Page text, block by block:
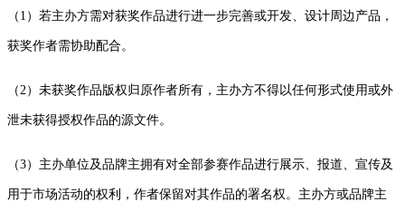
（1）若主办方需对获奖作品进行进一步完善或开发、设计周边产品，
获奖作者需协助配合。
（2）未获奖作品版权归原作者所有，主办方不得以任何形式使用或外
泄未获得授权作品的源文件。
（3）主办单位及品牌主拥有对全部参赛作品进行展示、报道、宣传及
用于市场活动的权利，作者保留对其作品的署名权。主办方或品牌主